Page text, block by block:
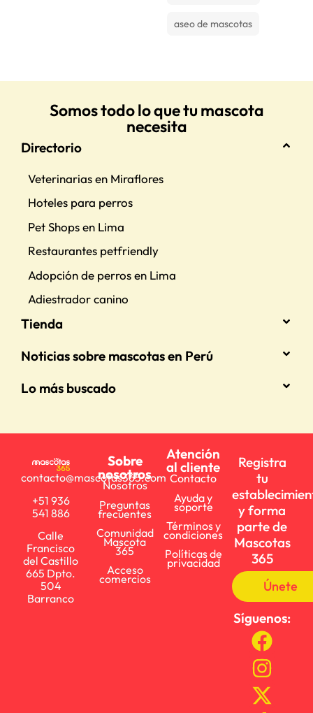
aseo de mascotas
Somos todo lo que tu mascota
necesita
Directorio
Veterinarias en Miraflores
Hoteles para perros
Pet Shops en Lima
Restaurantes petfriendly
Adopción de perros en Lima
Adiestrador canino
Tienda
Noticias sobre mascotas en Perú
Lo más buscado
contacto@mascotas365.com
+51 936
541 886
Calle
Francisco
del Castillo
665 Dpto.
504
Barranco
Sobre
nosotros
Nosotros
Preguntas
frecuentes
Comunidad
Mascota
365
Acceso
comercios
Atención
al cliente
Contacto
Ayuda y
soporte
Términos y
condiciones
Políticas de
privacidad
Registra
tu
y forma
parte de
Mascotas
365
Únete
Síguenos: